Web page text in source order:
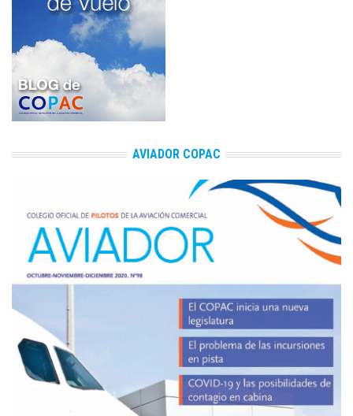
AVIADOR COPAC